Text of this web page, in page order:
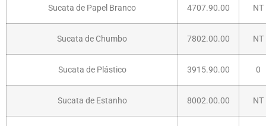
Sucata de Papel Branco 4707.90.00 NT
Sucata de Chumbo 7802.00.00 NT
Sucata de Plástico 3915.90.00 0
Sucata de Estanho 8002.00.00 NT